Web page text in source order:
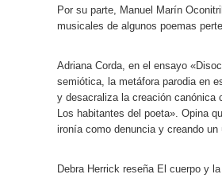
Por su parte, Manuel Marín
musicales de algunos poemas
Adriana Corda, en el ensayo
semiótica, la metáfora parodia en
y desacraliza la creación canónica
Los habitantes del poeta». Opina
ironía como denuncia y creando
Debra Herrick reseña El cuerpo y